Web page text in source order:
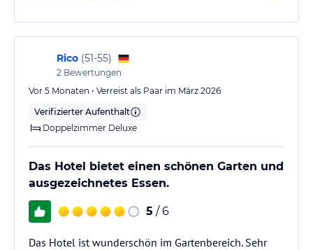
Rico (51-55)
2 Bewertungen
Vor 5 Monaten • Verreist als Paar im März 2026
Verifizierter Aufenthalt
Doppelzimmer Deluxe
Das Hotel bietet einen schönen Garten und
ausgezeichnetes Essen.
5 / 6
Das Hotel ist wunderschön im Gartenbereich. Sehr